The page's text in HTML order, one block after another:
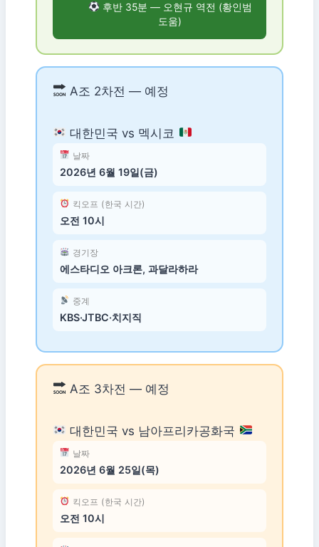
후반 35분 — 오현규 역전 (황인범
도움)
A조 2차전 — 예정
대한민국 vs 멕시코
날짜
2026년 6월 19일(금)
킥오프 (한국 시간)
오전 10시
경기장
에스타디오 아크론, 과달라하라
중계
KBS·JTBC·치지직
A조 3차전 — 예정
대한민국 vs 남아프리카공화국
날짜
2026년 6월 25일(목)
킥오프 (한국 시간)
오전 10시